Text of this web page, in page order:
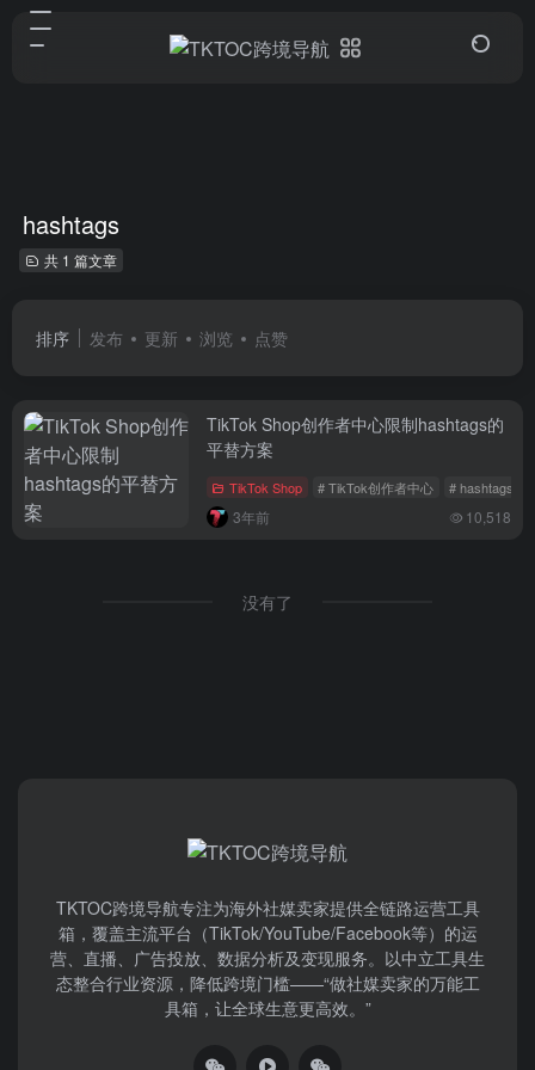
hashtags
共 1 篇文章
排序 发布 更新 浏览 点赞
TikTok Shop创作者中心限制hashtags的
平替方案
TikTok Shop # TikTok创作者中心 # hashtags
3年前 10,518
没有了
TKTOC跨境导航​专注为海外社媒卖家提供全链路运营工具
箱，覆盖主流平台（TikTok/YouTube/Facebook等）​的运
营、直播、广告投放、数据分析及变现服务。以中立工具生
态整合行业资源，降低跨境门槛——“做社媒卖家的万能工
具箱，让全球生意更高效。”